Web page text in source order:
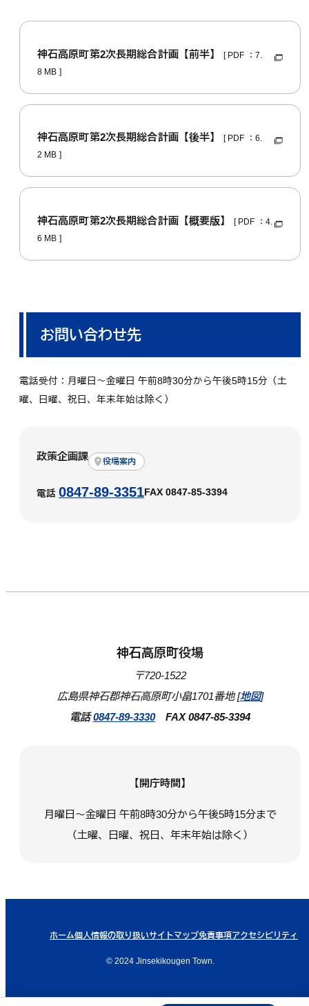
神石高原町第2次長期総合計画【前半】
[ PDF ：7.
8 MB ]
神石高原町第2次長期総合計画【後半】
[ PDF ：6.
2 MB ]
神石高原町第2次長期総合計画【概要版】
[ PDF ：4.
6 MB ]
お問い合わせ先
電話受付：月曜日～金曜日 午前8時30分から午後5時15分（土
曜、日曜、祝日、年末年始は除く）
政策企画課 役場案内
電話 0847-89-3351 FAX 0847-85-3394
神石高原町役場
〒720-1522
広島県神石郡神石高原町小畠1701番地 [地図]
電話0847-89-3330FAX 0847-85-3394
【開庁時間】
月曜日～金曜日 午前8時30分から午後5時15分まで
（土曜、日曜、祝日、年末年始は除く）
ホーム個人情報の取り扱いサイトマップ免責事項アクセシビリティ
© 2024 Jinsekikougen Town.